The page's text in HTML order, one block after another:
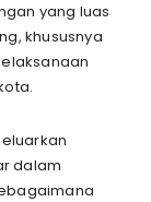
yang luas
khususnya
dalam